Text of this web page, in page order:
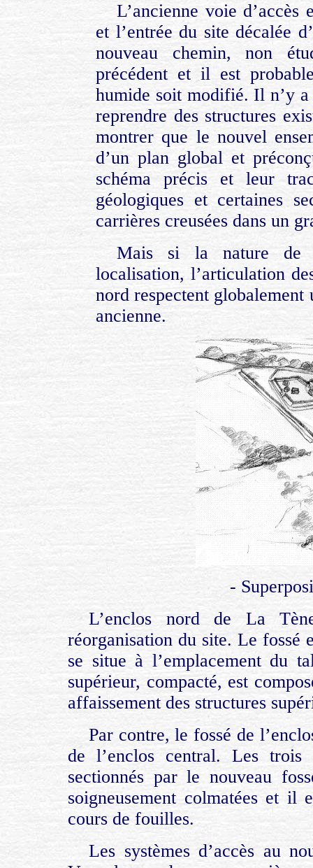
L’ancienne voie d’accès
et l’entrée du site décalée
nouveau chemin, non
précédent et il est
humide soit modifié. Il n’y a
reprendre des structures
montrer que le nouvel
d’un plan global et
schéma précis et leur
géologiques et certaines
carrières creusées dans un
Mais si la nature de
localisation, l’articulation
nord respectent
ancienne.
-
L’enclos nord de La
réorganisation du site. Le fossé
se situe à l’emplacement du
supérieur, compacté, est
affaissement des structures
Par contre, le fossé de
de l’enclos central. Les trois
sectionnés par le nouveau
soigneusement colmatées et
cours de fouilles.
Les systèmes d’accès au